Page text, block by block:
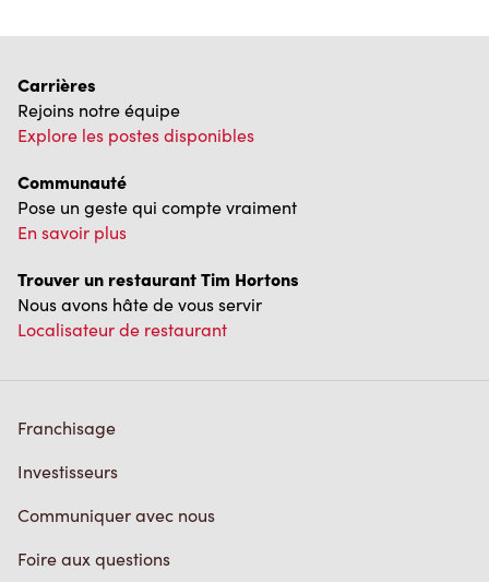
Rejoins notre équipe
Explore les postes disponibles
Communauté
Pose un geste qui compte vraiment
En savoir plus
Trouver un restaurant Tim Hortons
Nous avons hâte de vous servir
Localisateur de restaurant
Investisseurs
Communiquer avec nous
Foire aux questions